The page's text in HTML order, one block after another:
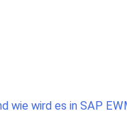
wie wird es in SAP